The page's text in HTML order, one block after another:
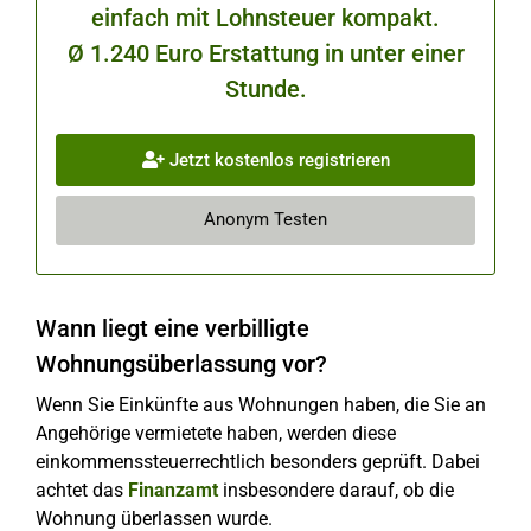
einfach mit Lohnsteuer kompakt.
Ø 1.240 Euro Erstattung in unter einer
Stunde.
Jetzt kostenlos registrieren
Anonym Testen
Wann liegt eine verbilligte
Wohnungsüberlassung vor?
Wenn Sie Einkünfte aus Wohnungen haben, die Sie an
Angehörige vermietete haben, werden diese
einkommenssteuerrechtlich besonders geprüft. Dabei
achtet das Finanzamtinsbesondere darauf, ob die
Wohnung überlassen wurde.